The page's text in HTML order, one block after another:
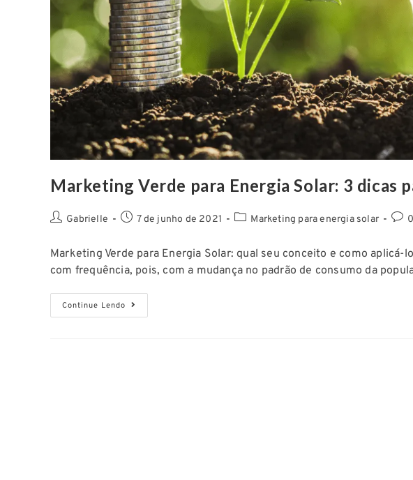
Marketing Verde para Energia Solar: 3 dicas
Gabrielle 7 de junho de 2021 Marketing para energia solar
Marketing Verde para Energia Solar: qual seu conceito e como
com frequência, pois, com a mudança no padrão de consumo da
Continue Lendo